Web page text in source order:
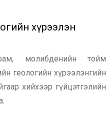
хүрээлэн
молибденийн тойм
геологийн хүрээлэнгийн
хийхээр гүйцэтгэлийн